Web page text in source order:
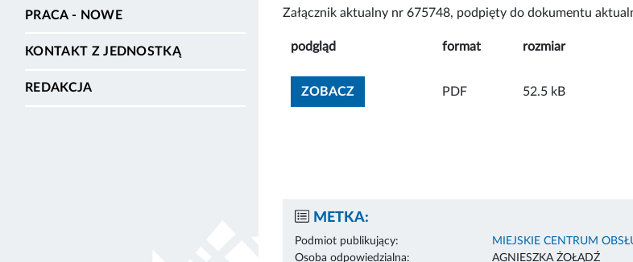
PRACA - NOWE
KONTAKT Z JEDNOSTKĄ
REDAKCJA
Załącznik aktualny nr 675748, podpięty do dokumentu
podgląd format rozmiar
ZOBACZZOBACZ ZAŁĄCZNIK
PDF 52.5 kB
METKA:
Podmiot publikujący:
MIEJSKIE CENTRUM
Osoba odpowiedzialna:
AGNIESZKA ŻOŁĄDŹ